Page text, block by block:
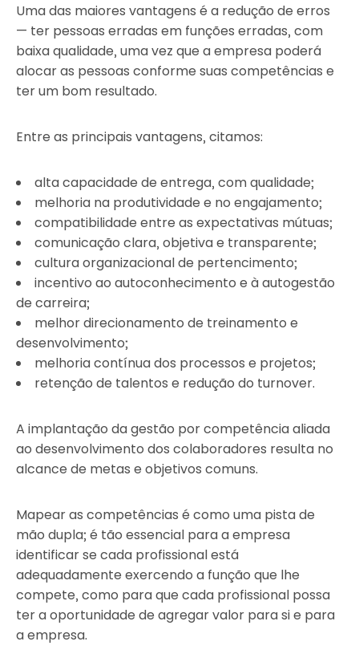
Uma das maiores vantagens é a redução de erros
— ter pessoas erradas em funções erradas, com
baixa qualidade, uma vez que a empresa poderá
alocar as pessoas conforme suas competências e
ter um bom resultado.
Entre as principais vantagens, citamos:
alta capacidade de entrega, com qualidade;
melhoria na produtividade e no engajamento;
compatibilidade entre as expectativas mútuas;
comunicação clara, objetiva e transparente;
cultura organizacional de pertencimento;
incentivo ao autoconhecimento e à autogestão
de carreira;
melhor direcionamento de treinamento e
desenvolvimento;
melhoria contínua dos processos e projetos;
retenção de talentos e redução do turnover.
A implantação da gestão por competência aliada
ao desenvolvimento dos colaboradores resulta no
alcance de metas e objetivos comuns.
Mapear as competências é como uma pista de
mão dupla; é tão essencial para a empresa
identificar se cada profissional está
adequadamente exercendo a função que lhe
compete, como para que cada profissional possa
ter a oportunidade de agregar valor para si e para
a empresa.